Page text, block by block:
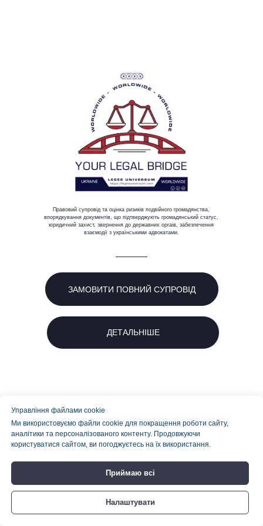
ЗАМОВИТИ ПОВНИЙ СУПРОВІД
ДЕТАЛЬНІШЕ
Правовий супровід та оцінка ризиків подвійного громадянства,
впорядкування документів, що підтверджують громадянський статус,
юридичний захист, звернення до державних оргаів, забезпечення
взаємодії з українськими адвокатами.
Управління файлами cookie
Ми використовуємо файли cookie для покращення роботи сайту,
аналітики та персоналізованого контенту. Продовжуючи
користуватися сайтом, ви погоджуєтесь на їх використання.
Приймаю всі
Налаштувати